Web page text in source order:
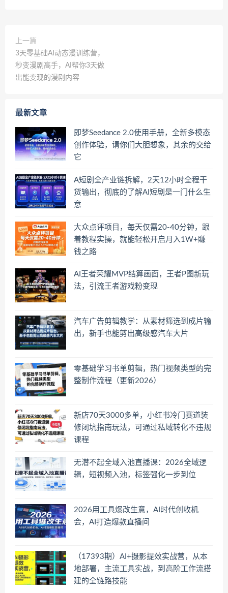
上一篇
3天零基础AI动态漫训练营，
秒变漫剧高手，AI帮你3天做
出能变现的漫剧内容
最新文章
即梦Seedance 2.0使用手册，全新多模态
创作体验，请你们大胆想象，其余的交给
它
A短剧全产业链拆解，2天12小时全程干
货输出，彻底的了解AI短剧是一门什么生
意
大众点评项目，每天仅需20-40分钟，跟
着教程实操，就能轻松开启月入1W+賺
钱之路
AI王者荣耀MVP结算画面，王者P图新玩
法，引流王者游戏粉变现
汽车广告剪辑教学：从素材筛选到成片输
出，新手也能剪出高级感汽车大片
零基础学习书单剪辑，热门视频类型的完
整制作流程（更新2026）
新店70天3000多单，小红书冷门赛道装
修闭坑指南玩法，可通过私域转化不违规
课程
无潜不起全域入池直播课：2026全域逻
辑，短视频入池，标签强化一步到位
2026用工具爆改生意，AI时代创收机
会，AI打造爆款直播间
（17393期）AI+摄影提效实战营，从本
地部署，主流工具实战，到高阶工作流搭
建的全链路技能